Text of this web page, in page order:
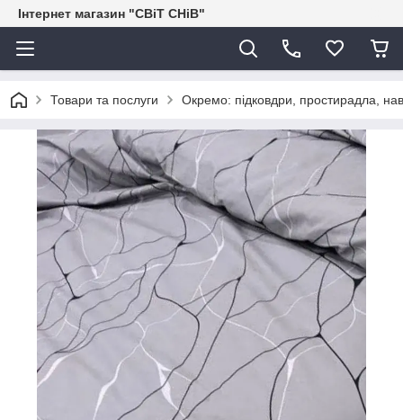
Інтернет магазин "СВіТ СНіВ"
Товари та послуги Окремо: підковдри, простирадла,